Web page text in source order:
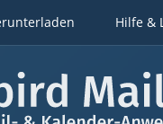
Hilfe &